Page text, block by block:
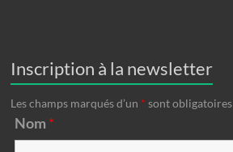
Inscription à la newsletter
Les champs marqués d’un * sont obligatoires
Nom *